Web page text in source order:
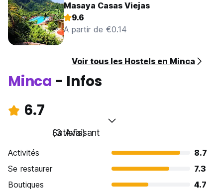
Masaya Casas Viejas
9.6
A partir de €0.14
Voir tous les Hostels en Minca
Minca - Infos
6.7
Satisfaisant
(3 Avis)
Activités
8.7
Se restaurer
7.3
Boutiques
4.7